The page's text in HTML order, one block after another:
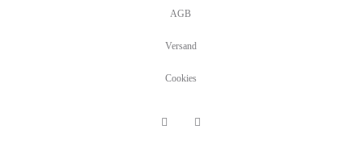
AGB
Versand
Cookies